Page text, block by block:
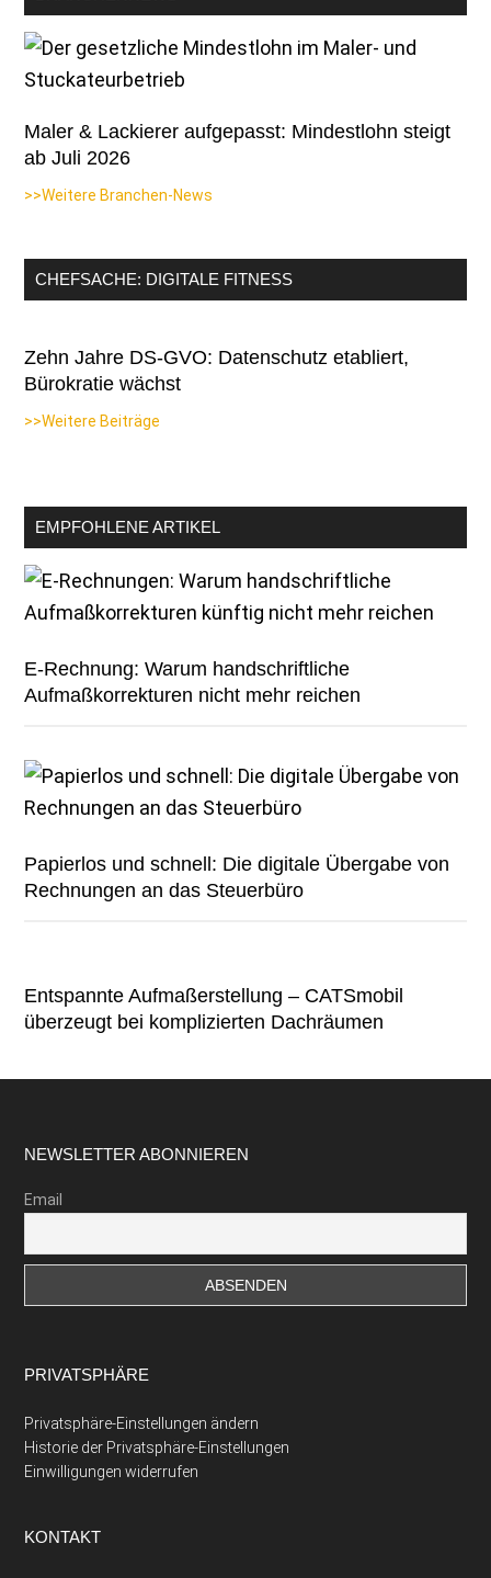
Maler & Lackierer aufgepasst: Mindestlohn steigt
ab Juli 2026
>>Weitere Branchen-News
CHEFSACHE: DIGITALE FITNESS
Zehn Jahre DS-GVO: Datenschutz etabliert,
Bürokratie wächst
>>Weitere Beiträge
EMPFOHLENE ARTIKEL
E-Rechnung: Warum handschriftliche
Aufmaßkorrekturen nicht mehr reichen
Papierlos und schnell: Die digitale Übergabe von
Rechnungen an das Steuerbüro
Entspannte Aufmaßerstellung – CATSmobil
überzeugt bei komplizierten Dachräumen
Footer
NEWSLETTER ABONNIEREN
Email
PRIVATSPHÄRE
Privatsphäre-Einstellungen ändern
Historie der Privatsphäre-Einstellungen
Einwilligungen widerrufen
KONTAKT